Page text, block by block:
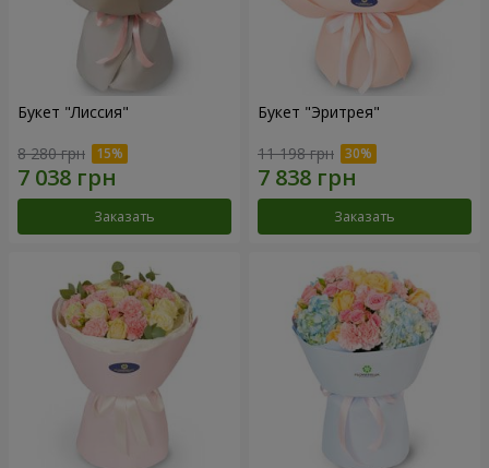
Букет "Лиссия"
8 280 грн
Заказать
Букет "Эритрея"
11 198 грн
Заказать